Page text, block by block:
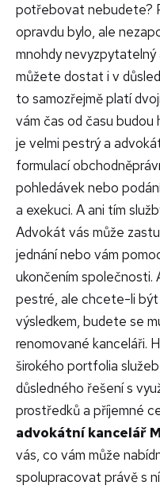
potřebovat nebudete?
opravdu bylo, ale
mnohdy nevyzpytatelný
můžete dostat i v
to samozřejmě platí
vám čas od času
je velmi pestrý a
formulací
pohledávek nebo
a exekuci. A ani tím
Advokát vás může
jednání nebo vám
ukončením společnosti.
pestré, ale chcete-li
výsledkem, budete se
renomované kanceláři.
širokého portfolia
důsledného řešení s
prostředků a příjemné
advokátní kancelář
vás, co vám může
spolupracovat právě s